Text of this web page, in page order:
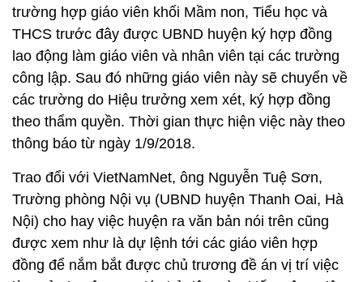
trường hợp giáo viên khối Mầm non, Tiểu học và
THCS trước đây được UBND huyện ký hợp đồng
lao động làm giáo viên và nhân viên tại các trường
công lập. Sau đó những giáo viên này sẽ chuyển về
các trường do Hiệu trưởng xem xét, ký hợp đồng
theo thẩm quyền. Thời gian thực hiện việc này theo
thông báo từ ngày 1/9/2018.
Trao đổi với VietNamNet, ông Nguyễn Tuệ Sơn,
Trường phòng Nội vụ (UBND huyện Thanh Oai, Hà
Nội) cho hay việc huyện ra văn bản nói trên cũng
được xem như là dự lệnh tới các giáo viên hợp
đồng để nắm bắt được chủ trương đề án vị trí việc